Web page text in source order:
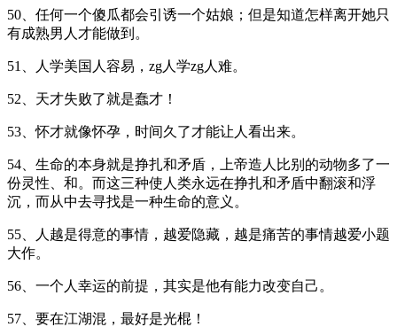
50、任何一个傻瓜都会引诱一个姑娘；但是知道怎样离开她只
有成熟男人才能做到。
51、人学美国人容易，zg人学zg人难。
52、天才失败了就是蠢才！
53、怀才就像怀孕，时间久了才能让人看出来。
54、生命的本身就是挣扎和矛盾，上帝造人比别的动物多了一
份灵性、和。而这三种使人类永远在挣扎和矛盾中翻滚和浮
沉，而从中去寻找是一种生命的意义。
55、人越是得意的事情，越爱隐藏，越是痛苦的事情越爱小题
大作。
56、一个人幸运的前提，其实是他有能力改变自己。
57、要在江湖混，最好是光棍！